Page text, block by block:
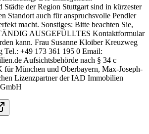
Städte der Region Stuttgart sind in kürzester
Standort auch für anspruchsvolle Pendler
macht. Sonstiges: Bitte beachten Sie,
AUSGEFÜLLTES Kontaktformular
kann. Frau Susanne Kloiber Kreuzweg
Tel.: +49 173 361 195 0 Email:
Aufsichtsbehörde nach § 34 c
München und Oberbayern, Max-Joseph-
Lizenzpartner der IAD Immobilien